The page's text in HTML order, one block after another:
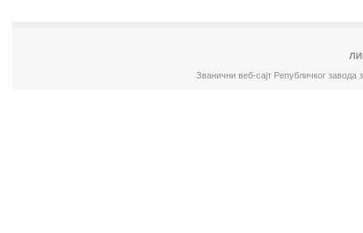
Званични веб-сајт Републичког